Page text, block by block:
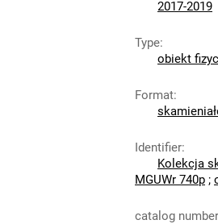
2017-2019
Type:
obiekt
Format:
Identifier:
Kolekcja
MGUWr 740p ;
catalog